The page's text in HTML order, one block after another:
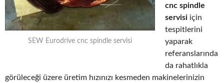
SEW Eurodrive cnc spindle servisi
cnc spindle
servisi için
tespitlerini
yaparak
referanslarında
da rahatlıkla
görüleceği üzere üretim hızınızı kesmeden makinelerinizin